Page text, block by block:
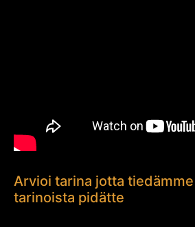
Arvioi tarina jotta
tarinoista pidätte